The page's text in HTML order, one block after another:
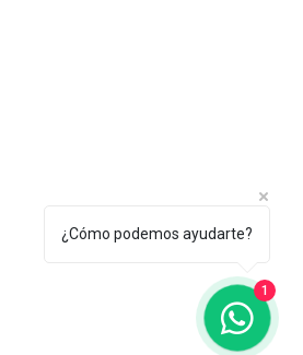
¿Cómo podemos ayudarte?
1